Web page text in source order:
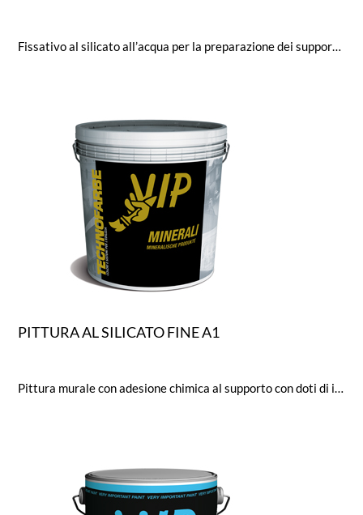
Fissativo al silicato all’acqua per la preparazione dei supporti nei sistemi ai Silicati. É inoltre consigliabile come
PITTURA AL SILICATO FINE A1
Pittura murale con adesione chimica al supporto con doti di idrorepellenza e traspirabilità a norma DIN.